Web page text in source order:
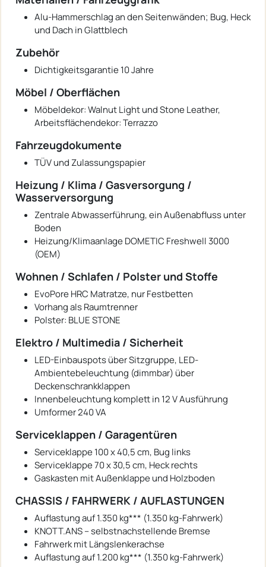
Alu-Hammerschlag an den Seitenwänden; Bug, Heck
und Dach in Glattblech
Zubehör
Dichtigkeitsgarantie 10 Jahre
Möbel / Oberflächen
Möbeldekor: Walnut Light und Stone Leather,
Arbeitsflächendekor: Terrazzo
Fahrzeugdokumente
TÜV und Zulassungspapier
Heizung / Klima / Gasversorgung /
Wasserversorgung
Zentrale Abwasserführung, ein Außenabfluss unter
Boden
Heizung/Klimaanlage DOMETIC Freshwell 3000
(OEM)
Wohnen / Schlafen / Polster und Stoffe
EvoPore HRC Matratze, nur Festbetten
Vorhang als Raumtrenner
Polster: BLUE STONE
Elektro / Multimedia / Sicherheit
LED-Einbauspots über Sitzgruppe, LED-
Ambientebeleuchtung (dimmbar) über
Deckenschrankklappen
Innenbeleuchtung komplett in 12 V Ausführung
Umformer 240 VA
Serviceklappen / Garagentüren
Serviceklappe 100 x 40,5 cm, Bug links
Serviceklappe 70 x 30,5 cm, Heck rechts
Gaskasten mit Außenklappe und Holzboden
CHASSIS / FAHRWERK / AUFLASTUNGEN
Auflastung auf 1.350 kg*** (1.350 kg-Fahrwerk)
KNOTT.ANS – selbstnachstellende Bremse
Fahrwerk mit Längslenkerachse
Auflastung auf 1.200 kg*** (1.350 kg-Fahrwerk)